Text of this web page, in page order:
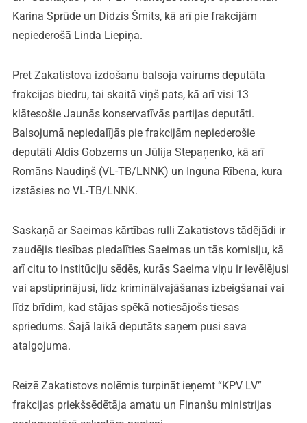
Karina Sprūde un Didzis Šmits, kā arī pie frakcijām
nepiederošā Linda Liepiņa.
Pret Zakatistova izdošanu balsoja vairums deputāta
frakcijas biedru, tai skaitā viņš pats, kā arī visi 13
klātesošie Jaunās konservatīvās partijas deputāti.
Balsojumā nepiedalījās pie frakcijām nepiederošie
deputāti Aldis Gobzems un Jūlija Stepaņenko, kā arī
Romāns Naudiņš (VL-TB/LNNK) un Inguna Rībena, kura
izstāsies no VL-TB/LNNK.
Saskaņā ar Saeimas kārtības rulli Zakatistovs tādējādi ir
zaudējis tiesības piedalīties Saeimas un tās komisiju, kā
arī citu to institūciju sēdēs, kurās Saeima viņu ir ievēlējusi
vai apstiprinājusi, līdz kriminālvajāšanas izbeigšanai vai
līdz brīdim, kad stājas spēkā notiesājošs tiesas
spriedums. Šajā laikā deputāts saņem pusi sava
atalgojuma.
Reizē Zakatistovs nolēmis turpināt ieņemt “KPV LV”
frakcijas priekšsēdētāja amatu un Finanšu ministrijas